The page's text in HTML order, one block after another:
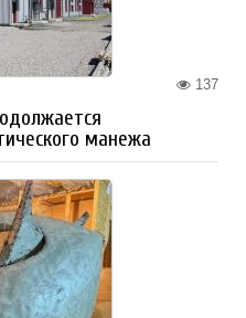
137
манежа